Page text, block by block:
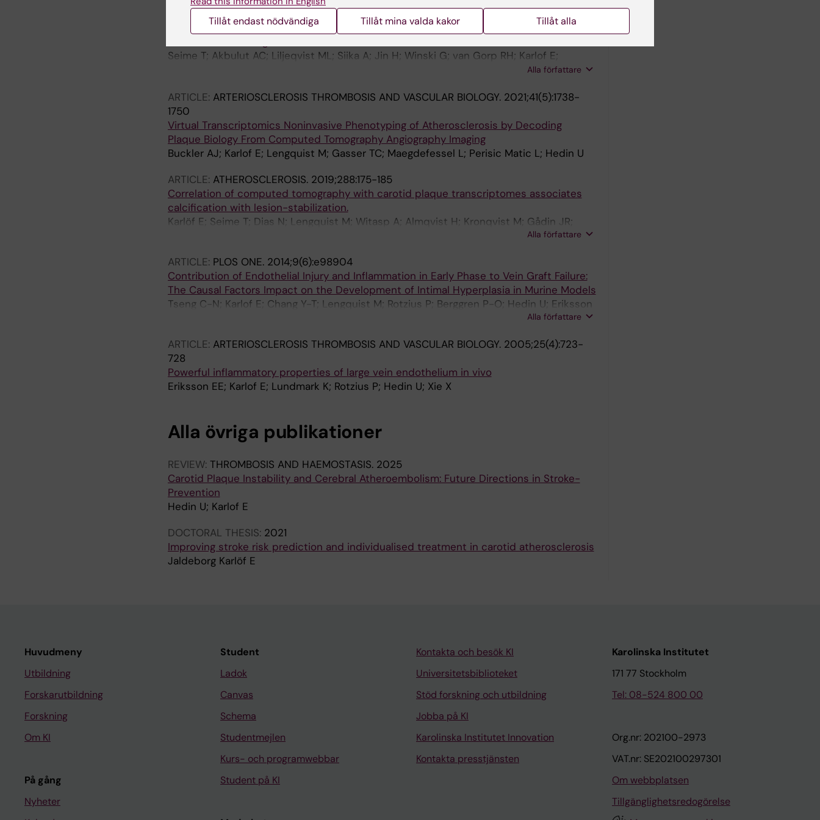
ARTICLE: CELLS.
Proteoglycan 4 Modulates Osteogenic Smooth Muscle Cell Differentiation during
Seime T; Akbulut AC; Liljeqvist ML; Siika A; Jin H; Winski G; van Gorp RH; Karlof E;
Lengquist M; Buckler AJ; Kronqvist M; Waring OJ; Lindeman JHN; Biessen EAL;Alla författare
ARTICLE: ARTERIOSCLEROSIS THROMBOSIS AND VASCULAR BIOLOGY. 2021;41(5):1738-
1750
Virtual Transcriptomics Noninvasive Phenotyping of Atherosclerosis by Decoding
Plaque Biology From Computed Tomography Angiography Imaging
Buckler AJ; Karlof E; Lengquist M; Gasser TC; Maegdefessel L; Perisic Matic L; Hedin U
ARTICLE: ATHEROSCLEROSIS. 2019;288:175-185
Correlation of computed tomography with carotid plaque transcriptomes associates
calcification with lesion-stabilization.
Karlöf E; Seime T; Dias N; Lengquist M; Witasp A; Almqvist H; Kronqvist M; Gådin JR;
Alla författare
ARTICLE: PLOS ONE. 2014;9(6):e98904
Contribution of Endothelial Injury and Inflammation in Early Phase to Vein Graft Failure:
The Causal Factors Impact on the Development of Intimal Hyperplasia in Murine Models
Tseng C-N; Karlof E; Chang Y-T; Lengquist M; Rotzius P; Berggren P-O; Hedin U; Eriksson
Alla författare
ARTICLE: ARTERIOSCLEROSIS THROMBOSIS AND VASCULAR BIOLOGY. 2005;25(4):723-
728
Powerful inflammatory properties of large vein endothelium in vivo
Eriksson EE; Karlof E; Lundmark K; Rotzius P; Hedin U; Xie X
Alla övriga publikationer
REVIEW: THROMBOSIS AND HAEMOSTASIS. 2025
Carotid Plaque Instability and Cerebral Atheroembolism: Future Directions in Stroke-
Prevention
Hedin U; Karlof E
DOCTORAL THESIS: 2021
Improving stroke risk prediction and individualised treatment in carotid atherosclerosis
Jaldeborg Karlöf E
Huvudmeny
Utbildning
Forskarutbildning
Forskning
Om KI
På gång
Nyheter
Student
Ladok
Canvas
Schema
Studentmejlen
Kurs- och programwebbar
Student på KI
Kontakta och besök KI
Universitetsbiblioteket
Stöd forskning och utbildning
Jobba på KI
Karolinska Institutet Innovation
Kontakta presstjänsten
Karolinska Institutet
171 77 Stockholm
Tel: 08-524 800 00
Org.nr: 202100-2973
VAT.nr: SE202100297301
Om webbplatsen
Tillgänglighetsredogörelse
Tillåt endast nödvändiga Tillåt mina valda kakor Tillåt alla